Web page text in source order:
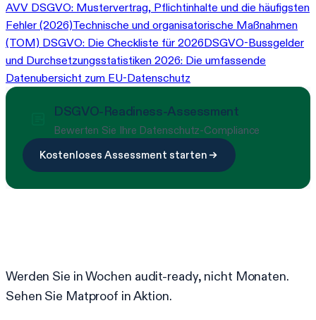
AVV DSGVO: Mustervertrag, Pflichtinhalte und die häufigsten
Fehler (2026)Technische und organisatorische Maßnahmen
(TOM) DSGVO: Die Checkliste für 2026DSGVO-Bussgelder
und Durchsetzungsstatistiken 2026: Die umfassende
Datenubersicht zum EU-Datenschutz
DSGVO-Readiness-Assessment
Bewerten Sie Ihre Datenschutz-Compliance
Kostenloses Assessment starten
Werden Sie in Wochen audit-ready, nicht Monaten.
Sehen Sie Matproof in Aktion.